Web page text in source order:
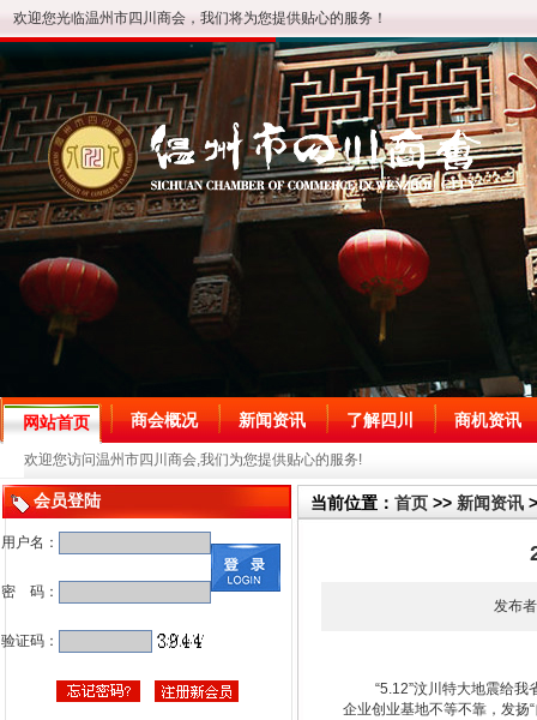
欢迎您光临温州市四川商会，我们将为您提供贴心的服务！
网站首页
欢迎您访问温州市四川商会,我们为您提供贴心的服务!
商会概况 新闻资讯 了解四川 商机资讯
会员登陆
用户名：
密 码：
验证码：
当前位置： 首页 >> 新闻资讯
发布
“5.12”汶川特大地震给我省
企业创业基地不等不靠，发扬